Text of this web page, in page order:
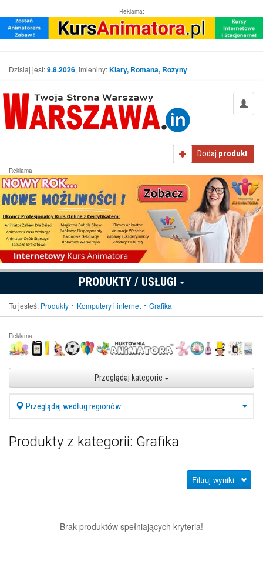
Reklama:
Dzisiaj jest:9.8.2026, imieniny:Klary, Romana, Rozyny
Dodaj produkt
Reklama
PRODUKTY / USŁUGI
Tu jesteś: Produkty Komputery i internet Grafika
Reklama:
Przeglądaj kategorie
Przeglądaj według regionów
Produkty z kategorii: Grafika
Filtruj wyniki
Brak produktów spełniających kryteria!